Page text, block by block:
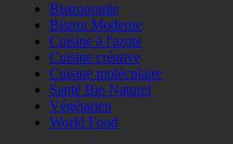
Bistronomie
Bistrot Moderne
Cuisine à l'azote
Cuisine créative
Cuisine moléculaire
Santé Bio Naturel
Végétarien
World Food